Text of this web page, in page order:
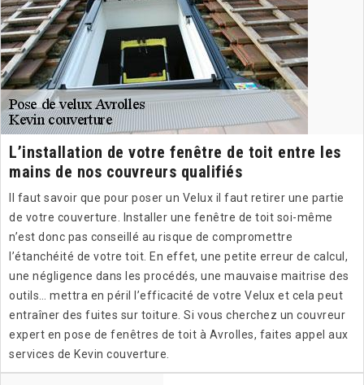
L’installation de votre fenêtre de toit entre les
mains de nos couvreurs qualifiés
Il faut savoir que pour poser un Velux il faut retirer une partie
de votre couverture. Installer une fenêtre de toit soi-même
n’est donc pas conseillé au risque de compromettre
l’étanchéité de votre toit. En effet, une petite erreur de calcul,
une négligence dans les procédés, une mauvaise maitrise des
outils… mettra en péril l’efficacité de votre Velux et cela peut
entraîner des fuites sur toiture. Si vous cherchez un couvreur
expert en pose de fenêtres de toit à Avrolles, faites appel aux
services de Kevin couverture.